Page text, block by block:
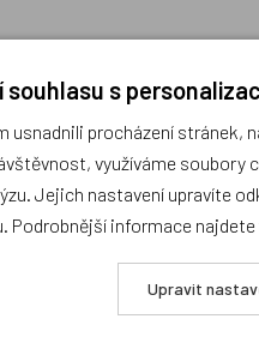
s výběrem
Dráček.cz
výhradně názory a
souhlasu s
usnadnili procházení stránek,
využíváme soubory
Jejich nastavení upravíte
Podrobnější informace najdete
Upravit